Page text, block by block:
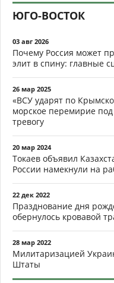
ЮГО-ВОСТОК
03 авг 2026
Почему Россия может
элит в спину: главные
26 мар 2025
«ВСУ ударят по
морское перемирие
тревогу
20 мар 2024
Токаев объявил
России намекнули на
22 дек 2022
Празднование дня
обернулось кровавой
28 мар 2022
Милитаризацией
Штаты